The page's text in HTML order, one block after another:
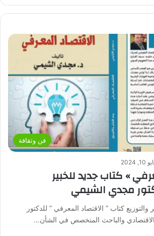
فن وثقافة
2024
» كتاب جديد للخبير
مجدي الشيمي
كتاب ” الاقتصاد المعرفي ” للدكتور
والباحث المتخصص في الشأن…